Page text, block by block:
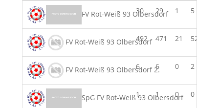
FV Rot-Weiß 93 Olbersdorf
30 29 1 5
FV Rot-Weiß 93 Olbersdorf
492 471 21 52
FV Rot-Weiß 93 Olbersdorf 2.
6 6 0 2
SpG FV Rot-Weiß 93 Olbersdorf
1 1 0 0